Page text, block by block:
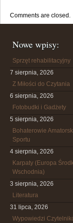
Comments are closed.
Nowe wpisy:
Sprzęt rehabilitacyjny
7 sierpnia, 2026
Z Miłości do Czytania
6 sierpnia, 2026
Fotobudki i Gadżety
5 sierpnia, 2026
Bohaterowie
Sportu
4 sierpnia, 2026
Karpaty (Europa
Wschodnia)
3 sierpnia, 2026
Literatura
31 lipca, 2026
Wypowiedzi